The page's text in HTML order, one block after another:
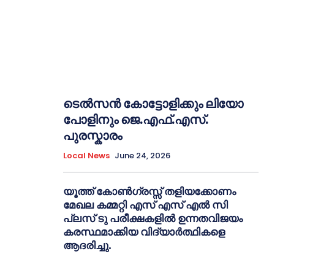
ടെൽസൻ കോട്ടോളിക്കും ലിയോ
പോളിനും ജെ.എഫ്.എസ്.
പുരസ്കാരം
Local News June 24, 2026
യൂത്ത് കോൺഗ്രസ്സ് തളിയക്കോണം
മേഖല കമ്മറ്റി എസ് എസ് എൽ സി
പ്ലസ് ടു പരീക്ഷകളിൽ ഉന്നതവിജയം
കരസ്ഥമാക്കിയ വിദ്യാർത്ഥികളെ
ആദരിച്ചു.